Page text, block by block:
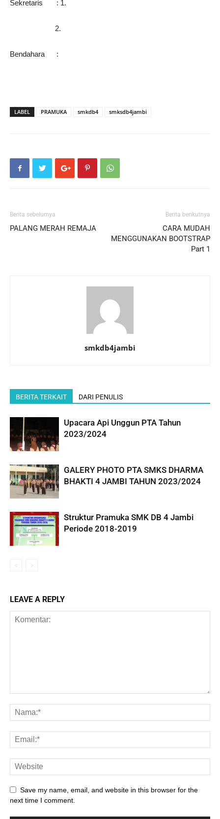
Sekretaris : 1.
2.
Bendahara :
LABEL PRAMUKA smkdb4 smksdb4jambi
Berita sebelumya
PALANG MERAH REMAJA
Berita berikutnya
CARA MUDAH
MENGGUNAKAN BOOTSTRAP
Part 1
smkdb4jambi
BERITA TERKAIT DARI PENULIS
Upacara Api Unggun PTA Tahun
2023/2024
GALERY PHOTO PTA SMKS DHARMA
BHAKTI 4 JAMBI TAHUN 2023/2024
Struktur Pramuka SMK DB 4 Jambi
Periode 2018-2019
LEAVE A REPLY
Save my name, email, and website in this browser for the
next time I comment.